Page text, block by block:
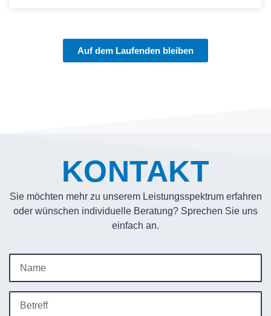
Auf dem Laufenden bleiben
KONTAKT
Sie möchten mehr zu unserem Leistungsspektrum erfahren
oder wünschen individuelle Beratung? Sprechen Sie uns
einfach an.